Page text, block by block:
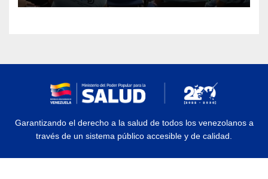
Garantizando el derecho a la salud de todos los venezolanos a
través de un sistema público accesible y de calidad.